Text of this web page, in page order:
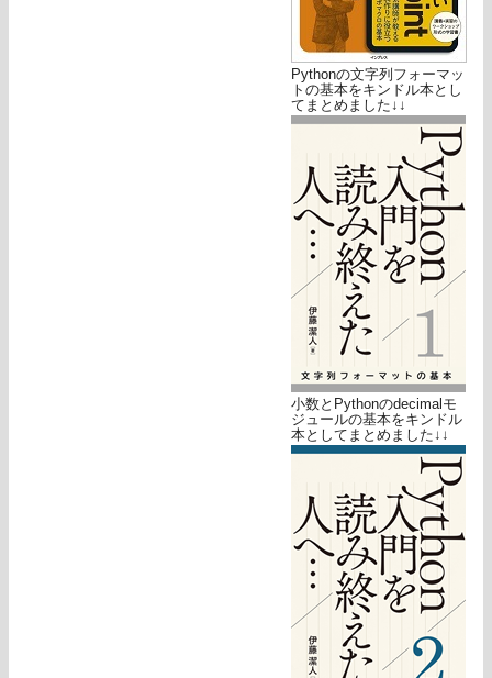
Pythonの文字列フォーマッ
トの基本をキンドル本とし
てまとめました↓↓
小数とPythonのdecimalモ
ジュールの基本をキンドル
本としてまとめました↓↓